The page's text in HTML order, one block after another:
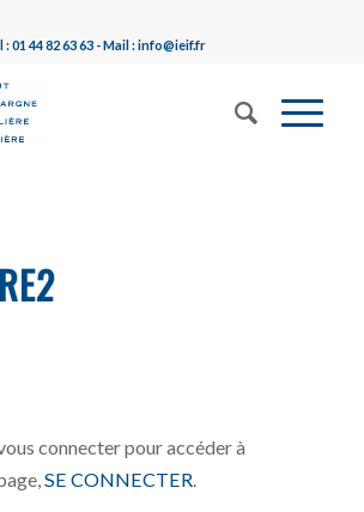
: 01 44 82 63 63 - Mail : info@ieif.fr
connecter pour accéder à
SE CONNECTER